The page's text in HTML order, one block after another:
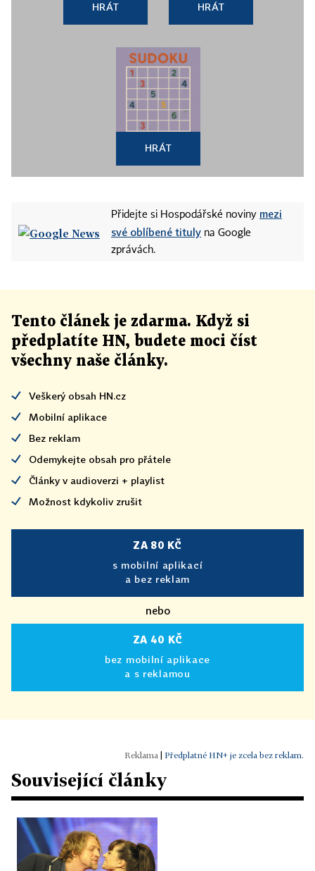
HRÁT HRÁT
HRÁT
Přidejte si Hospodářské noviny mezi
své oblíbené tituly na Google
zprávách.
Tento článek je zdarma. Když si
předplatíte HN, budete moci číst
všechny naše články.
Veškerý obsah HN.cz
Mobilní aplikace
Bez reklam
Odemykejte obsah pro přátele
Články v audioverzi + playlist
Možnost kdykoliv zrušit
ZA 80 KČ
s mobilní aplikací
a bez reklam
nebo
ZA 40 KČ
bez mobilní aplikace
a s reklamou
Předplatné HN+ je zcela bez reklam.
Související články